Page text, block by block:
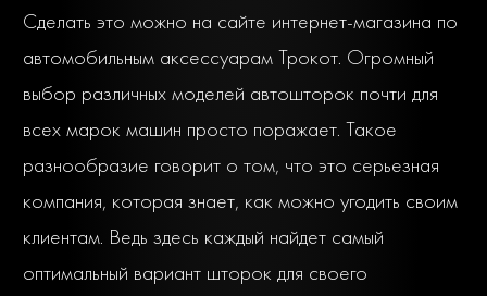
Сделать это можно на сайте интернет-магазина по
автомобильным аксессуарам Трокот. Огромный
выбор различных моделей автошторок почти для
всех марок машин просто поражает. Такое
разнообразие говорит о том, что это серьезная
компания, которая знает, как можно угодить своим
клиентам. Ведь здесь каждый найдет самый
оптимальный вариант шторок для своего